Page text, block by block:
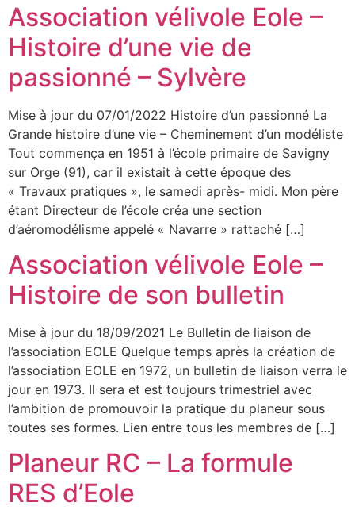
Association vélivole Eole –
Histoire d’une vie de
passionné – Sylvère
Mise à jour du 07/01/2022 Histoire d’un passionné La
Grande histoire d’une vie – Cheminement d’un modéliste
Tout commença en 1951 à l’école primaire de Savigny
sur Orge (91), car il existait à cette époque des
« Travaux pratiques », le samedi après- midi. Mon père
étant Directeur de l’école créa une section
d’aéromodélisme appelé « Navarre » rattaché […]
Association vélivole Eole –
Histoire de son bulletin
Mise à jour du 18/09/2021 Le Bulletin de liaison de
l’association EOLE Quelque temps après la création de
l’association EOLE en 1972, un bulletin de liaison verra le
jour en 1973. Il sera et est toujours trimestriel avec
l’ambition de promouvoir la pratique du planeur sous
toutes ses formes. Lien entre tous les membres de […]
Planeur RC – La formule
RES d’Eole